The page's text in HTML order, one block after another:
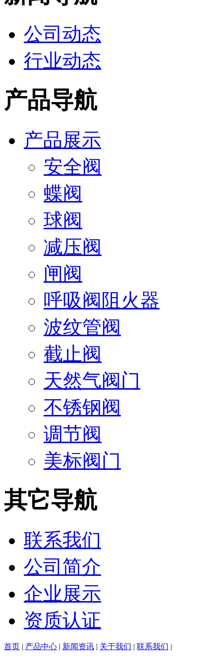
公司动态
行业动态
产品导航
产品展示
安全阀
蝶阀
球阀
减压阀
闸阀
呼吸阀阻火器
波纹管阀
截止阀
天然气阀门
不锈钢阀
调节阀
美标阀门
其它导航
联系我们
公司简介
企业展示
资质认证
首页 | 产品中心 | 新闻资讯 | 关于我们 | 联系我们 |